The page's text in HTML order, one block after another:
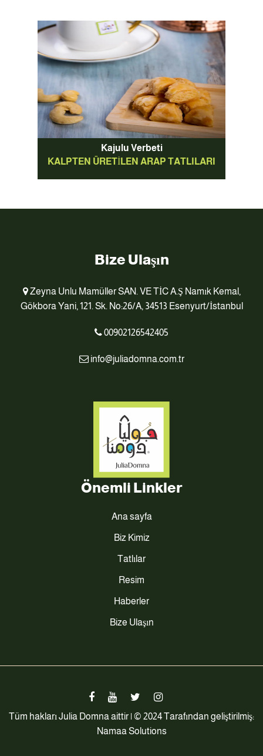
Kajulu Verbeti
KALPTEN ÜRETILEN ARAP TATLILARI
Bize Ulaşın
Zeyna Unlu Mamüller SAN. VE TİC A.Ş Namık Kemal,
Gökbora Yani, 121. Sk. No:26/A, 34513 Esenyurt/İstanbul
00902126542405
info@juliadomna.com.tr
Önemli Linkler
Ana sayfa
Biz Kimiz
Tatlılar
Resim
Haberler
Bize Ulaşın
Tüm hakları Julia Domna aittir | © 2024 Tarafından geliştirilmiş:
Namaa Solutions